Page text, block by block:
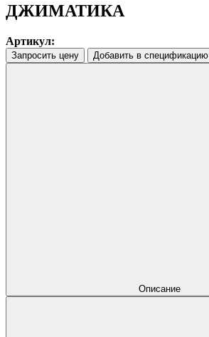
ДЖИМАТИКА
Артикул:
Запросить цену Добавить в спецификацию
Описание